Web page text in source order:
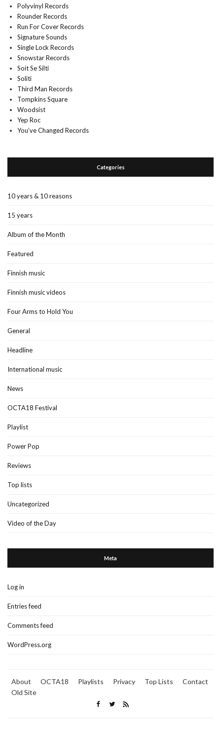
Polyvinyl Records
Rounder Records
Run For Cover Records
Signature Sounds
Single Lock Records
Snowstar Records
Soit Se Silti
Soliti
Third Man Records
Tompkins Square
Woodsist
Yep Roc
You’ve Changed Records
Categories
10 years & 10 reasons
15 years
Album of the Month
Featured
Finnish music
Finnish music videos
Four Arms to Hold You
General
Headline
International music
News
OCTA18 Festival
Playlist
Power Pop
Reviews
Top lists
Uncategorized
Video of the Day
Meta
Log in
Entries feed
Comments feed
WordPress.org
About OCTA18 Playlists Privacy Top Lists
Contact
Old Site